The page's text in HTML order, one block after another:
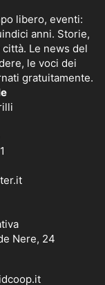
libero, eventi:
anni. Storie,
Le news del
le voci dei
gratuitamente.
Nere, 24